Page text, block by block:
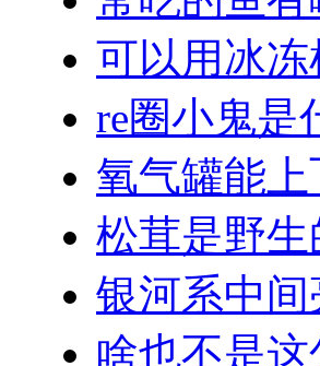
可以用冰
re圈小鬼是
氧气罐能上
松茸是野
银河系中
啥也不是